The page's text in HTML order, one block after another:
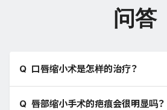
问答
口唇缩小术是怎样的治疗？
唇部缩小手术的疤痕会很明显吗？